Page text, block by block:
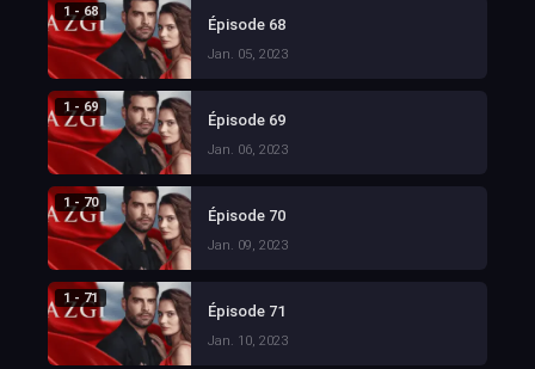
1 - 68
Épisode 68
Jan. 05, 2023
1 - 69
Épisode 69
Jan. 06, 2023
1 - 70
Épisode 70
Jan. 09, 2023
1 - 71
Épisode 71
Jan. 10, 2023